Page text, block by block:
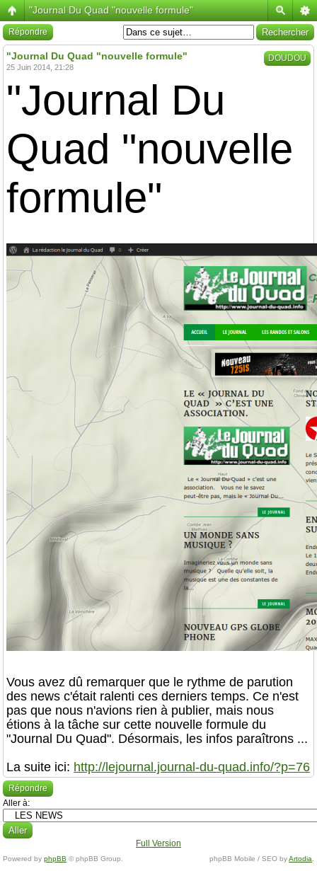
"Journal Du Quad "nouvelle formule"
Répondre
DOUDOU
"Journal Du Quad "nouvelle formule"
25 Juin 2014, 21:28
"Journal Du
Quad "nouvelle
formule"
Vous avez dû remarquer que le rythme de parution
des news c'était ralenti ces derniers temps. Ce n'est
pas que nous n'avions rien à publier, mais nous
étions à la tâche sur cette nouvelle formule du
"Journal Du Quad". Désormais, les infos paraîtrons ...
La suite ici: http://lejournal.journal-du-quad.info/?p=76
Répondre
Aller à:
Full Version
Powered by phpBB © phpBB Group. phpBB Mobile / SEO byArtodia